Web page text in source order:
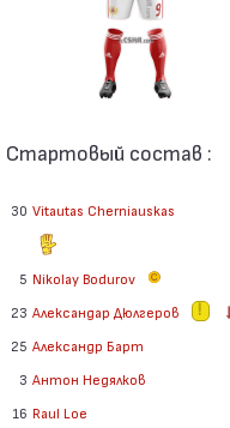
Стартовый состав :
30 Vitautas Cherniauskas
5 Nikolay Bodurov
23 Александар Дюлгеров
25 Александр Барт
3 Антон Недялков
16 Raul Loe